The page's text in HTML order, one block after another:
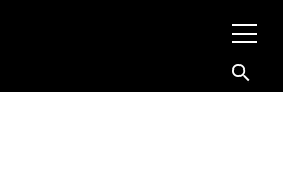
コ
イ
ン
メ